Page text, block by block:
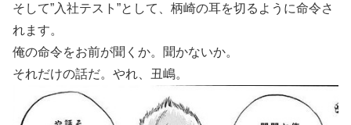
そして”入社テスト”として、柄崎の耳を切るように命令さ
れます。
俺の命令をお前が聞くか。聞かないか。
それだけの話だ。やれ、丑嶋。